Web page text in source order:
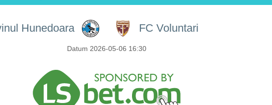
Hunedoara FC Voluntari
Datum 2026-05-06 16:30